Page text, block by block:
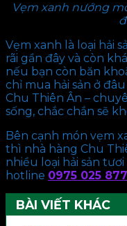
Vẹm xanh nướng
Vẹm xanh là loại hải
rãi gần đây và còn
nếu bạn còn băn
chỉ mua hải sản ở
Chu Thiên Ân –
sống, chắc chắn sẽ
Bên cạnh món vẹm
thì nhà hàng Chu
nhiều loại hải sản
hotline 0975 025 877
BÀI VIẾT KHÁC